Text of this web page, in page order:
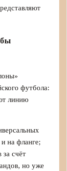
футбола:
линию
на фланге;
за счёт
но уже